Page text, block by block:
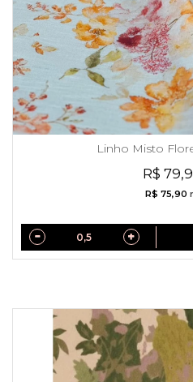
Linho Misto
R$
R$ 75,90